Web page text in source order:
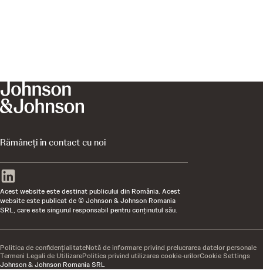
Rămâneți în contact cu noi
Acest website este destinat publicului din România. Acest
website este publicat de © Johnson & Johnson Romania
SRL, care este singurul responsabil pentru conţinutul său.
Johnson & Johnson Romania SRL
Politica de confidențialitateNotă de informare privind prelucrarea datelor personale
Termeni Legali de UtilizarePolitica privind utilizarea cookie-urilorCookie Settings